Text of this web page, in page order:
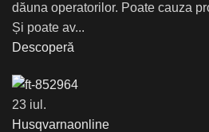
dăuna operatorilor. Poate cauza
Și poate av...
Descoperă
23 iul.
Husqvarnaonline